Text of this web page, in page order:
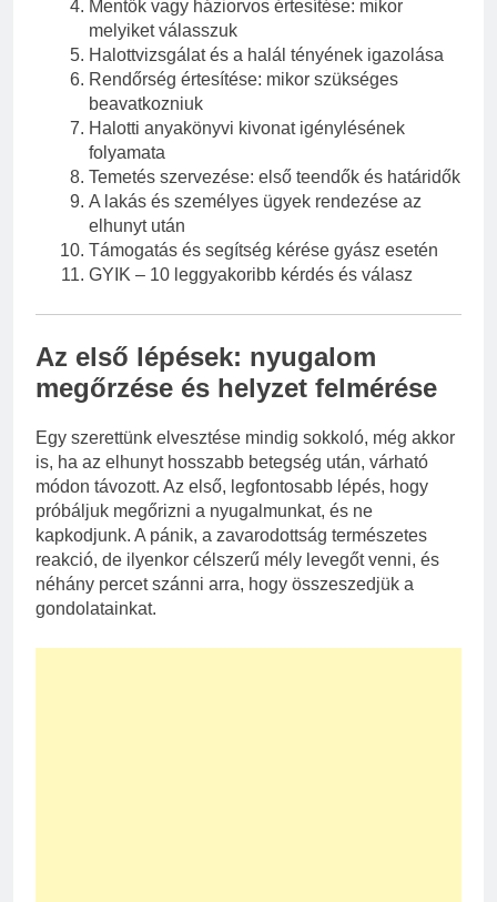
Mentők vagy háziorvos értesítése: mikor
melyiket válasszuk
Halottvizsgálat és a halál tényének igazolása
Rendőrség értesítése: mikor szükséges
beavatkozniuk
Halotti anyakönyvi kivonat igénylésének
folyamata
Temetés szervezése: első teendők és határidők
A lakás és személyes ügyek rendezése az
elhunyt után
Támogatás és segítség kérése gyász esetén
GYIK – 10 leggyakoribb kérdés és válasz
Az első lépések: nyugalom
megőrzése és helyzet felmérése
Egy szerettünk elvesztése mindig sokkoló, még akkor
is, ha az elhunyt hosszabb betegség után, várható
módon távozott. Az első, legfontosabb lépés, hogy
próbáljuk megőrizni a nyugalmunkat, és ne
kapkodjunk. A pánik, a zavarodottság természetes
reakció, de ilyenkor célszerű mély levegőt venni, és
néhány percet szánni arra, hogy összeszedjük a
gondolatainkat.